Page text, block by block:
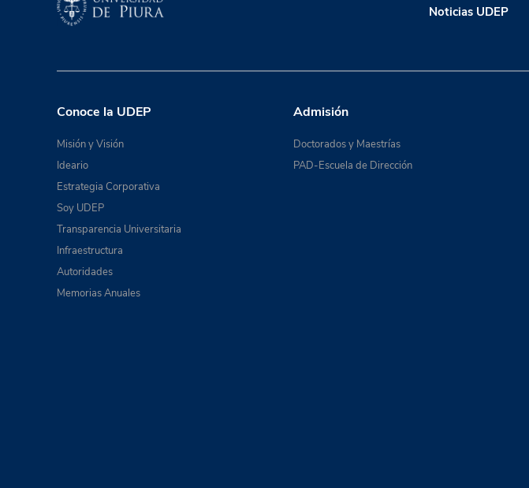
Noticias UDEP
Conoce la UDEP
Misión y Visión
Ideario
Estrategia Corporativa
Soy UDEP
Transparencia Universitaria
Infraestructura
Autoridades
Memorias Anuales
Admisión
Doctorados y Maestrías
PAD-Escuela de Dirección